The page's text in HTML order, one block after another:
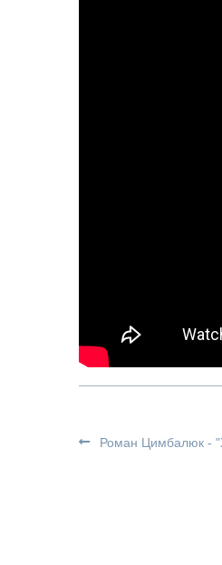
Роман Цимбалюк -